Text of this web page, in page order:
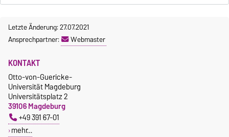
Letzte Änderung: 27.07.2021
Ansprechpartner:
Webmaster
KONTAKT
Otto-von-Guericke-
Universität Magdeburg
Universitätsplatz 2
39106 Magdeburg
+49 391 67-01
mehr…